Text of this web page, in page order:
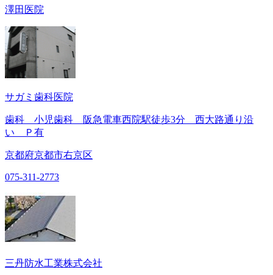
澤田医院
サガミ歯科医院
歯科 小児歯科 阪急電車西院駅徒歩3分 西大路通り沿
い Ｐ有
京都府京都市右京区
075-311-2773
三丹防水工業株式会社